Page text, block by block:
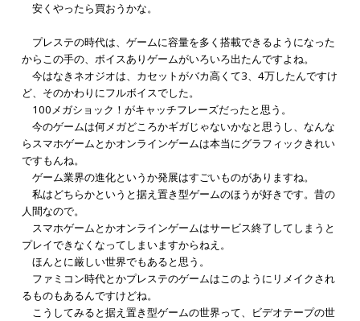
安くやったら買おうかな。
プレステの時代は、ゲームに容量を多く搭載できるようになった
からこの手の、ボイスありゲームがいろいろ出たんですよね。
今はなきネオジオは、カセットがバカ高くて3、4万したんですけ
ど、そのかわりにフルボイスでした。
100メガショック！がキャッチフレーズだったと思う。
今のゲームは何メガどころかギガじゃないかなと思うし、なんな
らスマホゲームとかオンラインゲームは本当にグラフィックきれい
ですもんね。
ゲーム業界の進化というか発展はすごいものがありますね。
私はどちらかというと据え置き型ゲームのほうが好きです。昔の
人間なので。
スマホゲームとかオンラインゲームはサービス終了してしまうと
プレイできなくなってしまいますからねえ。
ほんとに厳しい世界でもあると思う。
ファミコン時代とかプレステのゲームはこのようにリメイクされ
るものもあるんですけどね。
こうしてみると据え置き型ゲームの世界って、ビデオテープの世